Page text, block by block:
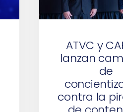
ATVC y
lanzan
de
contra la